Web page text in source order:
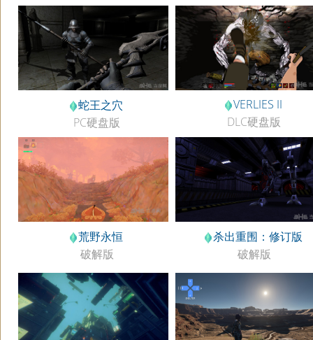
蛇王之穴
PC硬盘版
VERLIES II
DLC硬盘版
荒野永恒
破解版
杀出重围：修订版
破解版